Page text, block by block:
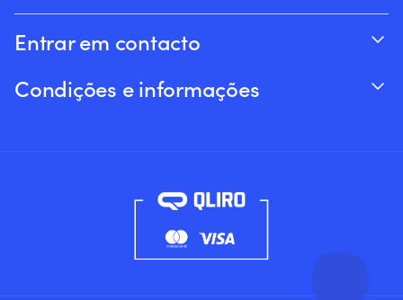
Entrar em contacto
Sobre a Moory
Condições e informações
Devoluções e reembolsos
Termos e Condições
Política de privacidade